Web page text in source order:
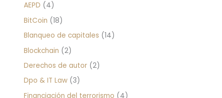
AEPD (4)
BitCoin (18)
Blanqueo de capitales (14)
Blockchain (2)
Derechos de autor (2)
Dpo & IT Law (3)
Financiación del terrorismo (4)